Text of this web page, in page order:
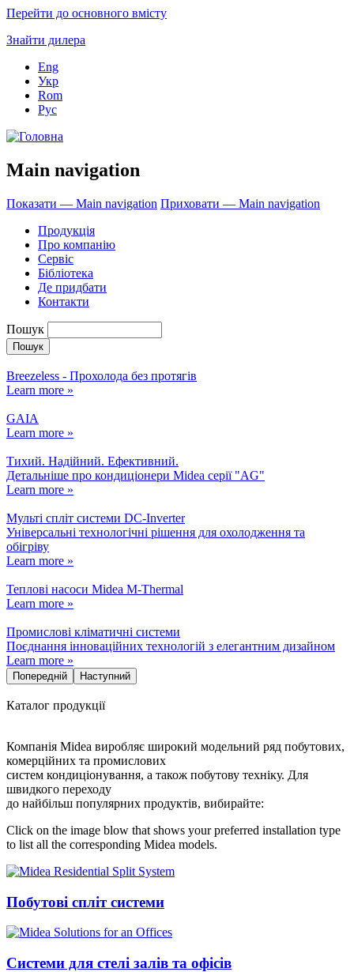
Перейти до основного вмісту
Знайти дилера
Eng
Укр
Rom
Рус
Main navigation
Показати — Main navigation Приховати — Main navigation
Продукція
Про компанію
Сервіс
Бібліотека
Де придбати
Контакти
Пошук
Breezeless - Прохолода без протягів
Learn more »
GAIA
Learn more »
Тихий. Надійний. Ефективний.
Детальніше про кондиціонери Midea серії "AG"
Learn more »
Мульті спліт системи DC-Inverter
Універсальні технологічні рішення для охолодження та
обігріву
Learn more »
Теплові насоси Midea M-Thermal
Learn more »
Промислові кліматичні системи
Поєднання інноваційних технологій з елегантним дизайном
Learn more »
Попередній Наступний
Каталог продукції
Компанія Midea виробляє широкий модельний ряд побутових,
комерційних та промислових
систем кондиціонування, а також побутову техніку. Для
швидкого переходу
до найбільш популярних продуктів, вибирайте:
Click on the image blow that shows your preferred installation type
to list all the corresponding Midea models.
Побутові спліт системи
Системи для стелі залів та офісів